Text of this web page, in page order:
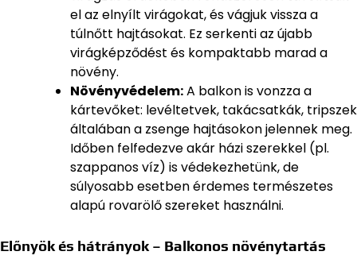
el az elnyílt virágokat, és vágjuk vissza a
túlnőtt hajtásokat. Ez serkenti az újabb
virágképződést és kompaktabb marad a
növény.
Növényvédelem:A balkon is vonzza a
kártevőket: levéltetvek, takácsatkák, tripszek
általában a zsenge hajtásokon jelennek meg.
Időben felfedezve akár házi szerekkel (pl.
szappanos víz) is védekezhetünk, de
súlyosabb esetben érdemes természetes
alapú rovarölő szereket használni.
Előnyök és hátrányok – Balkonos növénytartás